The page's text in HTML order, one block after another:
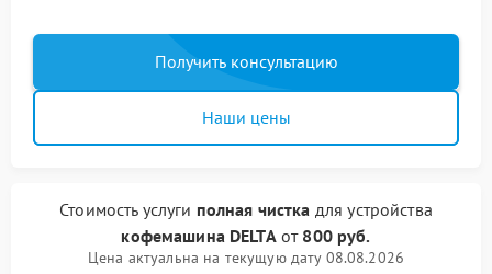
Получить консультацию
Наши цены
Стоимость услуги полная чистка для устройства
кофемашина DELTAот 800 руб.
Цена актуальна на текущую дату 08.08.2026